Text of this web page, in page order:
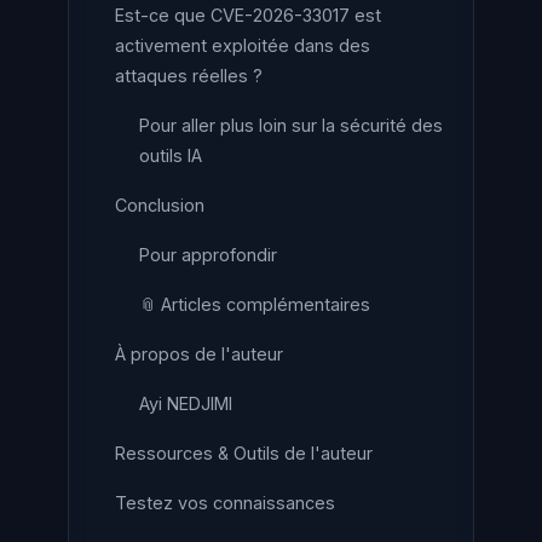
Est-ce que CVE-2026-33017 est
activement exploitée dans des
attaques réelles ?
Pour aller plus loin sur la sécurité des
outils IA
Conclusion
Pour approfondir
📎 Articles complémentaires
À propos de l'auteur
Ayi NEDJIMI
Ressources & Outils de l'auteur
Testez vos connaissances